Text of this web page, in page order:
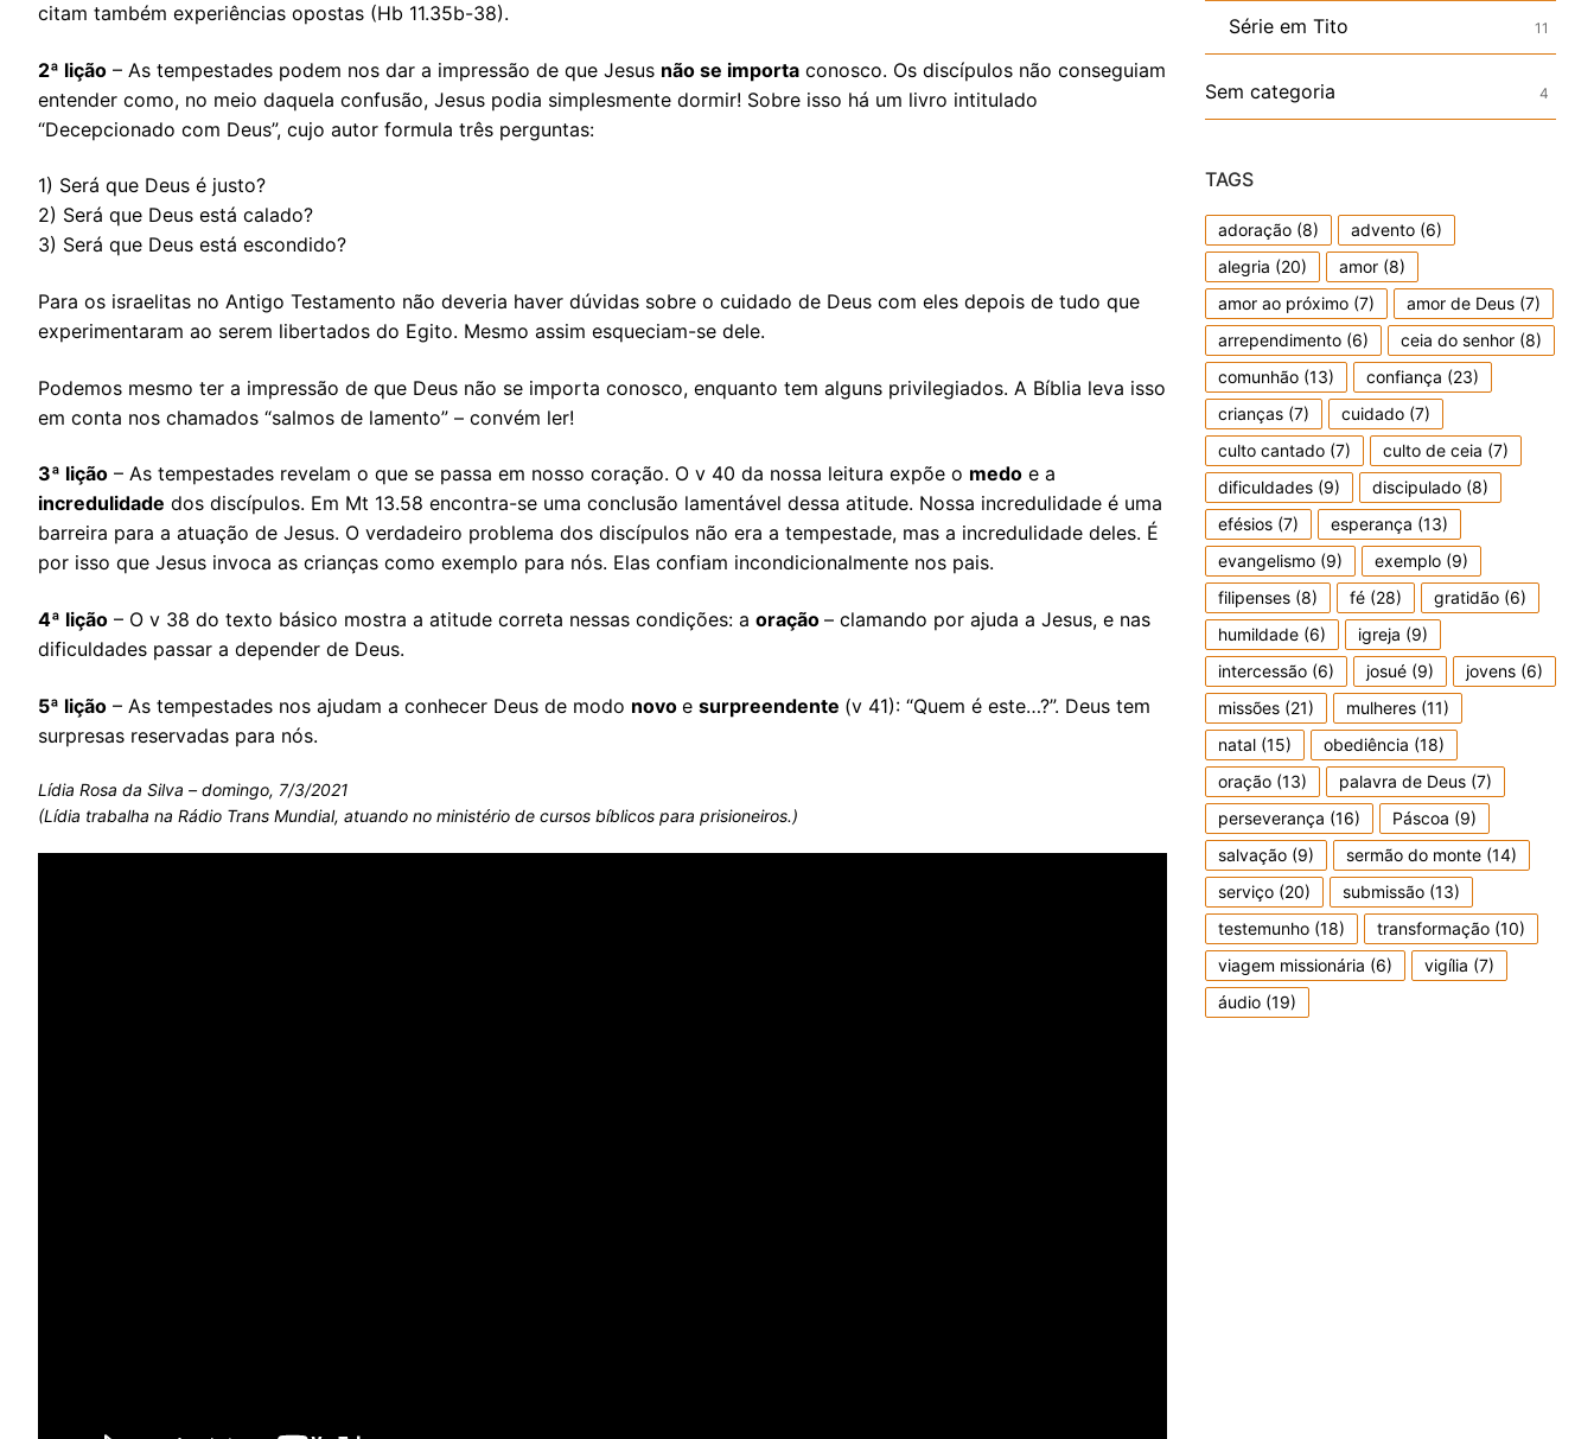
citam também experiências opostas (Hb 11.35b-38).
2ª lição – As tempestades podem nos dar a impressão de que Jesus não se importa conosco. Os discípulos não conseguiam
entender como, no meio daquela confusão, Jesus podia simplesmente dormir! Sobre isso há um livro intitulado
“Decepcionado com Deus”, cujo autor formula três perguntas:
1) Será que Deus é justo?
2) Será que Deus está calado?
3) Será que Deus está escondido?
Para os israelitas no Antigo Testamento não deveria haver dúvidas sobre o cuidado de Deus com eles depois de tudo que
experimentaram ao serem libertados do Egito. Mesmo assim esqueciam-se dele.
Podemos mesmo ter a impressão de que Deus não se importa conosco, enquanto tem alguns privilegiados. A Bíblia leva isso
em conta nos chamados “salmos de lamento” – convém ler!
3ª lição – As tempestades revelam o que se passa em nosso coração. O v 40 da nossa leitura expõe o medo e a
incredulidade dos discípulos. Em Mt 13.58 encontra-se uma conclusão lamentável dessa atitude. Nossa incredulidade é uma
barreira para a atuação de Jesus. O verdadeiro problema dos discípulos não era a tempestade, mas a incredulidade deles. É
por isso que Jesus invoca as crianças como exemplo para nós. Elas confiam incondicionalmente nos pais.
4ª lição – O v 38 do texto básico mostra a atitude correta nessas condições: a oração – clamando por ajuda a Jesus, e nas
dificuldades passar a depender de Deus.
5ª lição – As tempestades nos ajudam a conhecer Deus de modo novo e surpreendente (v 41): “Quem é este…?”. Deus tem
surpresas reservadas para nós.
Lídia Rosa da Silva – domingo, 7/3/2021
(Lídia trabalha na Rádio Trans Mundial, atuando no ministério de cursos bíblicos para prisioneiros.)
Série em Tito 11
Sem categoria 4
TAGS
adoração (8) advento (6)
alegria (20) amor (8)
amor ao próximo (7) amor de Deus (7)
arrependimento (6) ceia do senhor (8)
comunhão (13) confiança (23)
crianças (7) cuidado (7)
culto cantado (7) culto de ceia (7)
dificuldades (9) discipulado (8)
efésios (7) esperança (13)
evangelismo (9) exemplo (9)
filipenses (8) fé (28) gratidão (6)
humildade (6) igreja (9)
intercessão (6) josué (9) jovens (6)
missões (21) mulheres (11)
natal (15) obediência (18)
oração (13) palavra de Deus (7)
perseverança (16) Páscoa (9)
salvação (9) sermão do monte (14)
serviço (20) submissão (13)
testemunho (18) transformação (10)
viagem missionária (6) vigília (7)
áudio (19)